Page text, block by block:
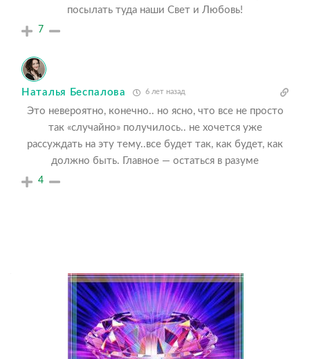
посылать туда наши Свет и Любовь!
7
Наталья Беспалова 6 лет назад
Это невероятно, конечно.. но ясно, что все не просто
так «случайно» получилось.. не хочется уже
рассуждать на эту тему..все будет так, как будет, как
должно быть. Главное — остаться в разуме
4